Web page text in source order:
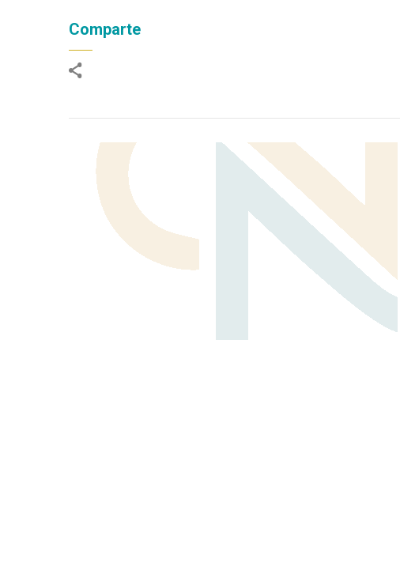
Comparte